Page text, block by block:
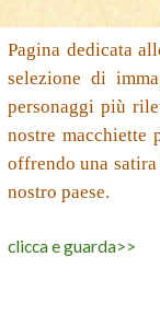
Pagina dedicata
selezione di
personaggi più
nostre
offrendo una
nostro paese.
clicca e guarda>>